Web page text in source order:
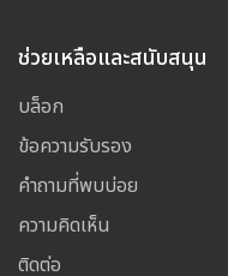
ช่วยเหลือและสนับสนุน
บล็อก
ข้อความรับรอง
คำถามที่พบบ่อย
ความคิดเห็น
ติดต่อ